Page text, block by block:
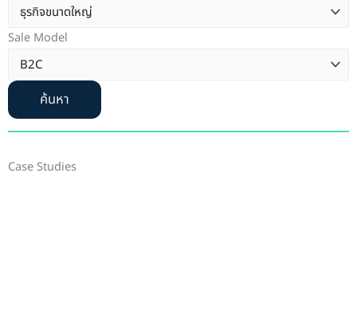
Sale Model
ค้นหา
Case Studies